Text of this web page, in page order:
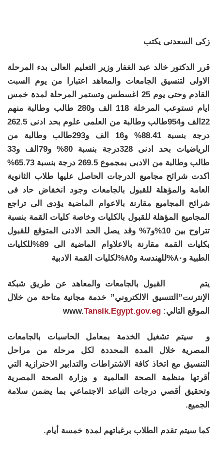
زكى السعدنى يكتب
قرر الدكتور خالد عبد الغفار وزير التعليم العالى بدء المرحلة
الاولى لتنسيق الجامعات والمعاهد اعتبارا من يوم السبت
القادم وحتى يوم 25 اغسطس وتستمر المرحلة لمدة خمس
ايام تستوعب المرخلة 118 الف و280 طالب وطالبة منهم
22الف و954طالب وطالبة من العلمى علوم بحد ادنى 262.5
درجة بنسبة 88.41% و16 الف و293طالب وطالبة من
الرياضيات بحد ادنى 328درجة بنسبة 80% و79الف و33
طالب وطالبة من الادبى بمجموع 269.5 درجة بنسبة 65.73%
اكدت شرائح مجاميع الدرجات الحاصل عليها طلاب الثانوية
العامة والمؤهلة للقبول بالجامعات وجود انخفاض حاد فى
شرائح المجاميع مقارنة بالاعوام الماضية يؤدى الى تراجع
المجاميع المؤهلة للقبول بالكليات وخاصة كليات القمة بنسبة
تتراوح بين 10%و7% وقد يصل الحد الادنى المتوقع للقبول
بكليات القمة مقارنة بالاعلاوام الماضية الى 89%للكليات
الطبية و٨٠%للهندسة و٨٥%لكليات القمة الادبية
يتم
القبول بالجامعات والمعاهد عن طريق شبكة
الإنترنت”التنسيق الالكتروني” خدمة مجانية متاحة من خلال
الموقع التالي:
www.Tansik.Egypt.gov.eg
وسيتم تشغيل الخدمة بمعامل الحاسبات بالجامعات
المصرية خلال المدة المحددة لكل مرحلة من مراحل
التنسيق مع اتخاذ كافة الاشتراطات والتدابير الاحترازية التي
أقرتها منظمة الصحة العالمية و وزارة الصحة المصرية
وتحقيق أقصي درجات التباعد الاجتماعي بما يضمن سلامة
الجميع.
كما سيتم تقدم الطلاب برغباتهم لمدة خمسة أيام.